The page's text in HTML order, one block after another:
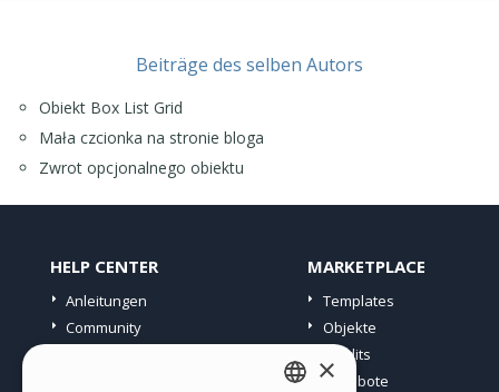
Beiträge des selben Autors
Obiekt Box List Grid
Mała czcionka na stronie bloga
Zwrot opcjonalnego obiektu
HELP CENTER
Anleitungen
Community
MARKETPLACE
Templates
Objekte
Credits
Angebote
×